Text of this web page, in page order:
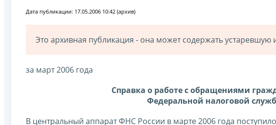
Дата публикации: 17.05.2006 10:42 (архив)
Это архивная публикация - она может содержать
за март 2006 года
Справка о работе с обращениями
Федеральной налоговой
В центральный аппарат ФНС России в марте 2006 года